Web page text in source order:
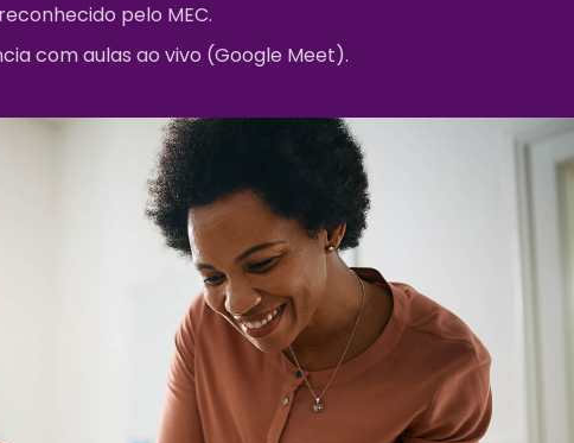
pelo MEC.
com aulas ao vivo (Google Meet).